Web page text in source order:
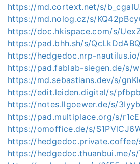
https://md.cortext.net/s/
https://md.nolog.cz/s/
https://doc.hkispace.com/s/
https://pad.bhh.sh/s/QcLkDdABQ
https://hedgedoc.nrp-nautilus.io/
https://pad.fablab-siegen.de/s/
https://md.sebastians.dev/s/
https://edit.leiden.digital/s/
https://notes.llgoewer.de/s/
https://pad.multiplace.org/s/
https://omoffice.de/s/
https://hedgedoc.private.coffee/
https://hedgedoc.thuanbui.me/s/